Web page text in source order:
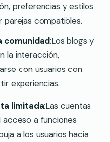
preferencias y estilos
parejas compatibles.
comunidad:Los blogs y
la interacción,
con usuarios con
experiencias.
limitada:Las cuentas
a funciones
a los usuarios hacia